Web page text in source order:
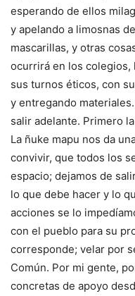
esperando de ellos
y apelando a limosnas
mascarillas, y otras
ocurrirá en los colegios,
sus turnos éticos, con
y entregando
salir adelante. Primero
La ñuke mapu nos da
convivir, que todos los
espacio; dejamos de
lo que debe hacer y lo
acciones se lo
con el pueblo para su
corresponde; velar por
Común. Por mi gente,
concretas de apoyo